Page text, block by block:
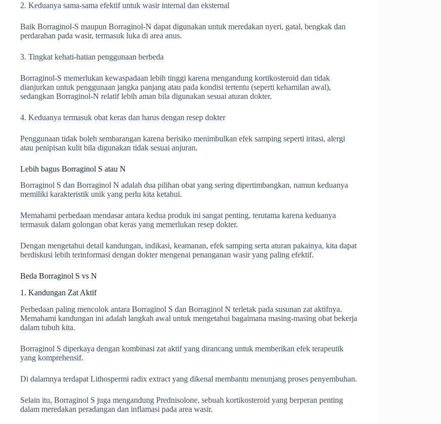
2. Keduanya sama-sama efektif untuk wasir internal dan eksternal
Baik Borraginol-S maupun Borraginol-N dapat digunakan untuk meredakan nyeri, gatal, bengkak dan
perdarahan pada wasir, termasuk luka di area anus.
3. Tingkat kehati-hatian penggunaan berbeda
Borraginol-S memerlukan kewaspadaan lebih tinggi karena mengandung kortikosteroid dan tidak
dianjurkan untuk penggunaan jangka panjang atau pada kondisi tertentu (seperti kehamilan awal),
sedangkan Borraginol-N relatif lebih aman bila digunakan sesuai aturan dokter.
4. Keduanya termasuk obat keras dan harus dengan resep dokter
Penggunaan tidak boleh sembarangan karena berisiko menimbulkan efek samping seperti iritasi, alergi
atau penipisan kulit bila digunakan tidak sesuai anjuran.
Lebih bagus Borraginol S atau N
Borraginol S dan Borraginol N adalah dua pilihan obat yang sering dipertimbangkan, namun keduanya
memiliki karakteristik unik yang perlu kita ketahui.
Memahami perbedaan mendasar antara kedua produk ini sangat penting, terutama karena keduanya
termasuk dalam golongan obat keras yang memerlukan resep dokter.
Dengan mengetahui detail kandungan, indikasi, keamanan, efek samping serta aturan pakainya, kita dapat
berdiskusi lebih terinformasi dengan dokter mengenai penanganan wasir yang paling efektif.
Beda Borraginol S vs N
1. Kandungan Zat Aktif
Perbedaan paling mencolok antara Borraginol S dan Borraginol N terletak pada susunan zat aktifnya.
Memahami kandungan ini adalah langkah awal untuk mengetahui bagaimana masing-masing obat bekerja
dalam tubuh kita.
Borraginol S diperkaya dengan kombinasi zat aktif yang dirancang untuk memberikan efek terapeutik
yang komprehensif.
Di dalamnya terdapat Lithospermi radix extract yang dikenal membantu menunjang proses penyembuhan.
Selain itu, Borraginol S juga mengandung Prednisolone, sebuah kortikosteroid yang berperan penting
dalam meredakan peradangan dan inflamasi pada area wasir.